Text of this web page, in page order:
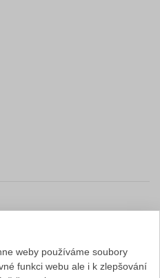
weby používáme soubory
funkci webu ale i k zlepšování